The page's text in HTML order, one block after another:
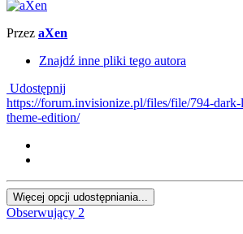
Przez aXen
Znajdź inne pliki tego autora
Udostępnij
https://forum.invisionize.pl/files/file/794-
theme-edition/
Więcej opcji udostępniania...
Obserwujący 2